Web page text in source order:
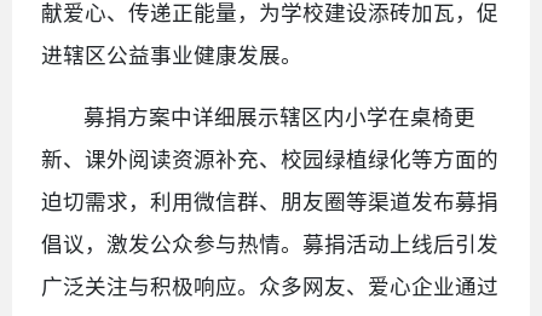
献爱心、传递正能量，为学校建设添砖加瓦，促
进辖区公益事业健康发展。
募捐方案中详细展示辖区内小学在桌椅更
新、课外阅读资源补充、校园绿植绿化等方面的
迫切需求，利用微信群、朋友圈等渠道发布募捐
倡议，激发公众参与热情。募捐活动上线后引发
广泛关注与积极响应。众多网友、爱心企业通过